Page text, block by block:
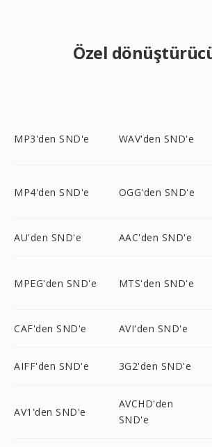
Özel
MP3'den SND'e WAV'den SND'e
MP4'den SND'e OGG'den SND'e
AU'den SND'e AAC'den SND'e
MPEG'den SND'e MTS'den SND'e
CAF'den SND'e AVI'den SND'e
AIFF'den SND'e 3G2'den SND'e
AV1'den SND'e
AVCHD'den
SND'e